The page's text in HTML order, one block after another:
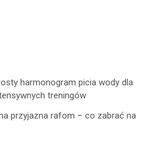
harmonogram picia wody dla
treningów
przyjazna rafom – co zabrać na